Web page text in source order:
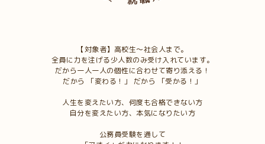
【対象者】高校生～社会人まで。
全員に力を注げる少人数のみ受け入れています。
だから一人一人の個性に合わせて寄り添える！
だから 「変わる！」 だから 「受かる！」
人生を変えたい方、何度も合格できない方
自分を変えたい方、本気になりたい方
公務員受験を通して